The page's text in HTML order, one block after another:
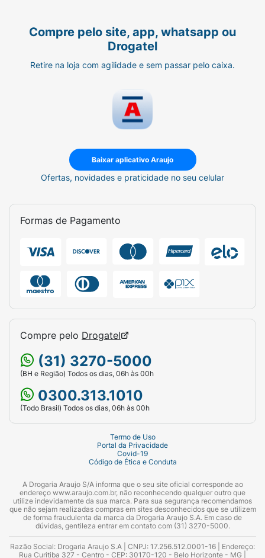
Compre pelo site, app, whatsapp ou
Drogatel
Retire na loja com agilidade e sem passar pelo caixa.
Baixar aplicativo Araujo
Ofertas, novidades e praticidade no seu celular
Formas de Pagamento
Compre pelo Drogatel
(31) 3270-5000
(BH e Região) Todos os dias, 06h às 00h
0300.313.1010
(Todo Brasil) Todos os dias, 06h às 00h
Termo de Uso
Portal da Privacidade
Covid-19
Código de Ética e Conduta
A Drogaria Araujo S/A informa que o seu site oficial corresponde ao
endereço www.araujo.com.br, não reconhecendo qualquer outro que
utilize indevidamente da sua marca. Para sua segurança recomendamos
que não sejam realizadas compras em sites desconhecidos que se utilizem
de forma fraudulenta da marca da Drogaria Araujo S.A. Em caso de
dúvidas, gentileza entrar em contato com (31) 3270-5000.
Razão Social: Drogaria Araujo S.A | CNPJ: 17.256.512.0001-16 | Endereço:
Rua Curitiba 327 - Centro - CEP: 30170-120 - Belo Horizonte - MG |